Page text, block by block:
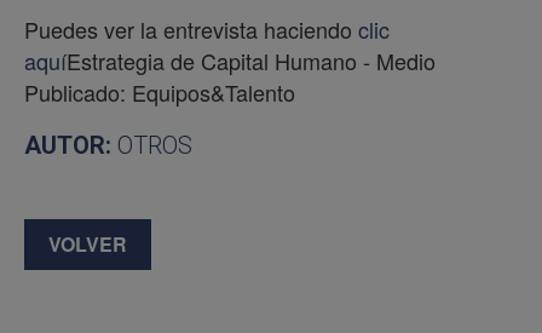
Puedes ver la entrevista haciendo clic
aquíEstrategia de Capital Humano - Medio
Publicado: Equipos&Talento
AUTOR: OTROS
VOLVER